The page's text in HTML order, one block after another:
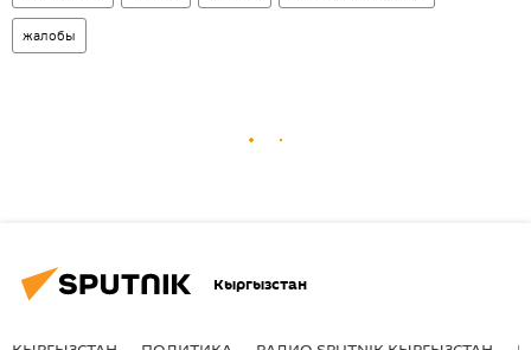
жалобы
Кыргызстан